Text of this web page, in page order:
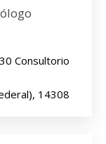
Consultorio
14308